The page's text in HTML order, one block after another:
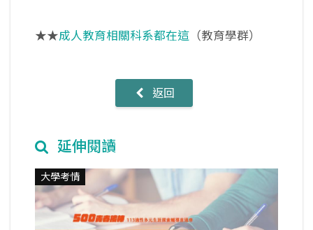
★★成人教育相關科系都在這 （教育學群）
返回
延伸閱讀
大學考情